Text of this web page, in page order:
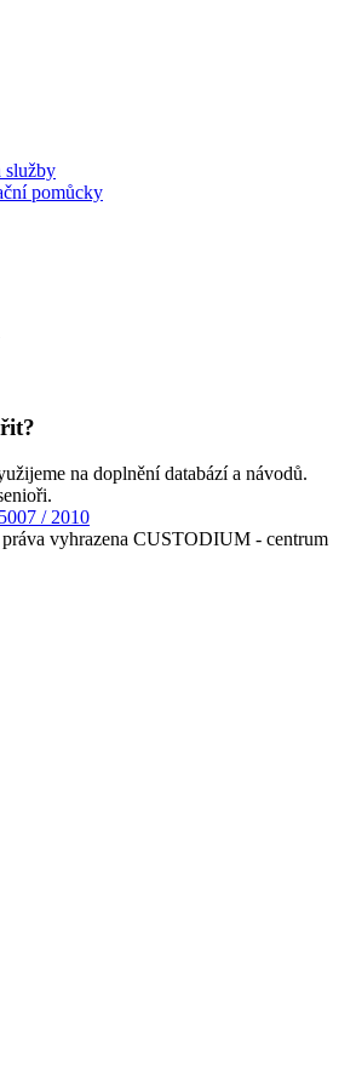
služby
pomůcky
na doplnění databází a návodů.
/ 2010
vyhrazena CUSTODIUM - centrum